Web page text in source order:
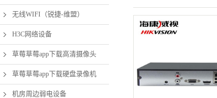
无线WIFI（锐捷-维盟）
H3C网络设备
草莓草莓app下载高清摄像头
草莓草莓app下载硬盘录像机
机房周边弱电设备